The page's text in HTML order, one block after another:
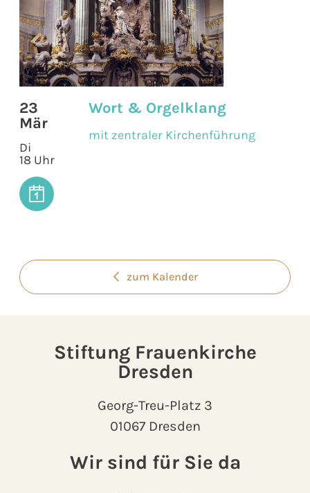
23
Mär
Di
18 Uhr
Wort & Orgelklang
mit zentraler Kirchenführung
zum Kalender
Stiftung Frauenkirche
Dresden
Georg-Treu-Platz 3
01067 Dresden
Wir sind für Sie da